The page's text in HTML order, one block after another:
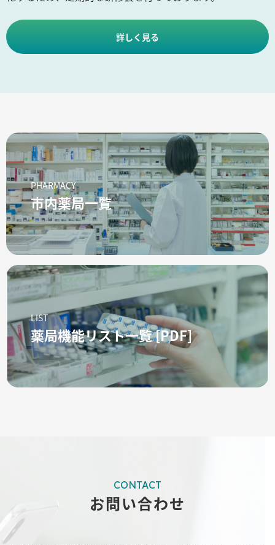
詳しく見る
PHARMACY
市内薬局一覧
LIST
薬局機能リスト一覧 [PDF]
CONTACT
お問い合わせ